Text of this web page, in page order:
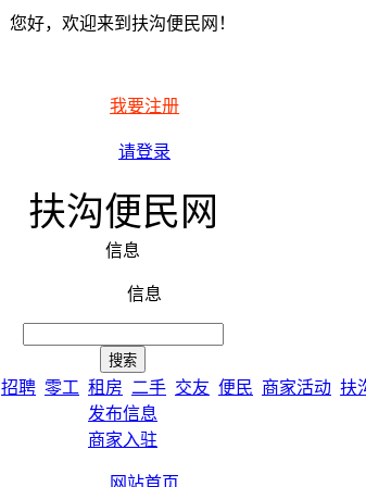
您好，欢迎来到扶沟便民网！
我要注册
请登录
扶沟便民网
信息
信息
招聘 零工 租房 二手 交友 便民 商家活动 扶
发布信息
商家入驻
网站首页